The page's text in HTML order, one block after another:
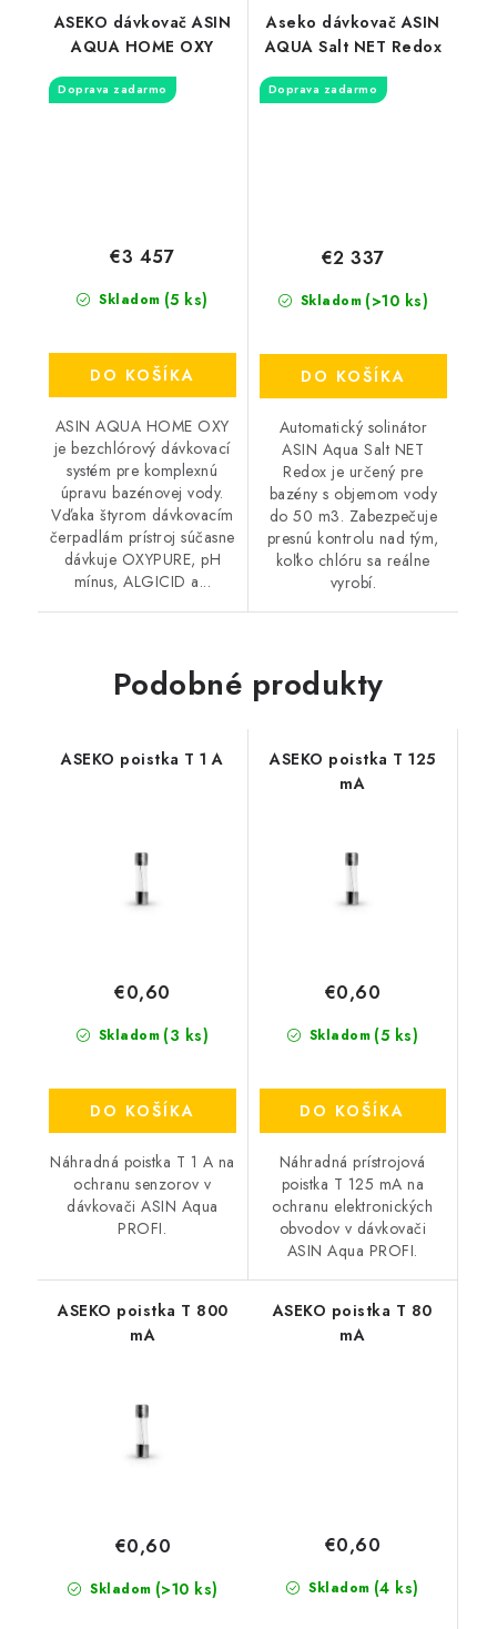
ASEKO dávkovač ASIN
AQUA HOME OXY
Doprava zadarmo
Skladom (5 ks)
€3 457
DO KOŠÍKA
ASIN AQUA HOME OXY
je bezchlórový dávkovací
systém pre komplexnú
úpravu bazénovej vody.
Vďaka štyrom dávkovacím
čerpadlám prístroj súčasne
dávkuje OXYPURE, pH
mínus, ALGICID a...
Aseko dávkovač ASIN
AQUA Salt NET Redox
Doprava zadarmo
Skladom (>10 ks)
€2 337
DO KOŠÍKA
Automatický solinátor
ASIN Aqua Salt NET
Redox je určený pre
bazény s objemom vody
do 50 m3. Zabezpečuje
presnú kontrolu nad tým,
koľko chlóru sa reálne
vyrobí.
Podobné produkty
ASEKO poistka T 1 A
Skladom (3 ks)
€0,60
DO KOŠÍKA
Náhradná poistka T 1 A na
ochranu senzorov v
dávkovači ASIN Aqua
PROFI.
ASEKO poistka T 125
mA
Skladom (5 ks)
€0,60
DO KOŠÍKA
Náhradná prístrojová
poistka T 125 mA na
ochranu elektronických
obvodov v dávkovači
ASIN Aqua PROFI.
ASEKO poistka T 800
mA
Skladom (>10 ks)
€0,60
ASEKO poistka T 80
mA
Skladom (4 ks)
€0,60